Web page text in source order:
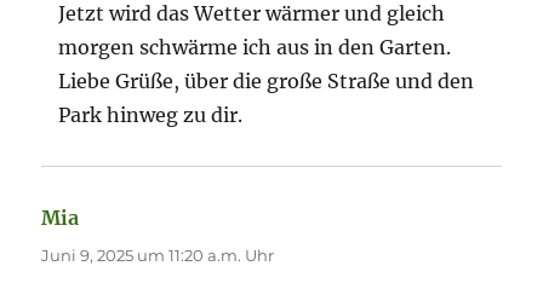
Jetzt wird das Wetter wärmer und gleich
morgen schwärme ich aus in den Garten.
Liebe Grüße, über die große Straße und den
Park hinweg zu dir.
Mia
Juni 9, 2025 um 11:20 a.m. Uhr